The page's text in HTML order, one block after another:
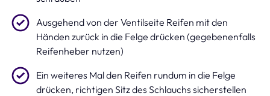
Ausgehend von der Ventilseite Reifen mit den
Händen zurück in die Felge drücken (gegebenenfalls
Reifenheber nutzen)
Ein weiteres Mal den Reifen rundum in die Felge
drücken, richtigen Sitz des Schlauchs sicherstellen